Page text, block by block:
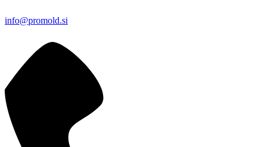
info@promold.si